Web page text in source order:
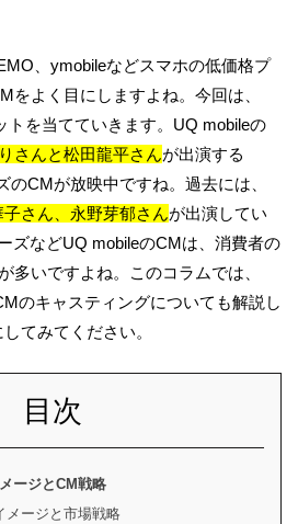
、ymobileなどスマホの低価格プ
をよく目にしますよね。今回は、
トを当てていきます。UQ mobileの
さんと松田龍平さんが出演する
のCMが放映中ですね。過去には、
さん、永野芽郁さんが出演してい
ズなどUQ mobileのCMは、消費者の
多いですよね。このコラムでは、
のキャスティングについても解説し
てみてください。
目次
ージとCM戦略
メージと市場戦略